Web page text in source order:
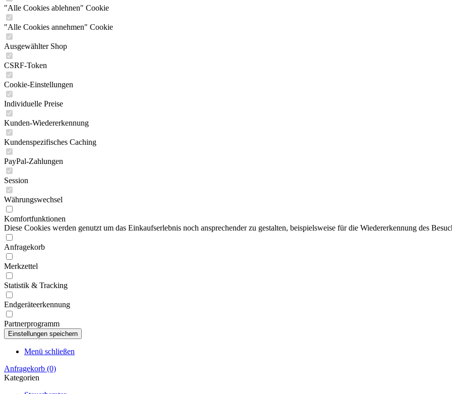
"Alle Cookies ablehnen" Cookie
"Alle Cookies annehmen" Cookie
Ausgewählter Shop
CSRF-Token
Cookie-Einstellungen
Individuelle Preise
Kunden-Wiedererkennung
Kundenspezifisches Caching
PayPal-Zahlungen
Session
Währungswechsel
Komfortfunktionen
Diese Cookies werden genutzt um das Einkaufserlebnis noch ansprechender zu gestalten, beispielsweise für die Wiedererkennung des
Anfragekorb
Merkzettel
Statistik & Tracking
Endgeräteerkennung
Partnerprogramm
Menü schließen
Anfragekorb (0)
Kategorien